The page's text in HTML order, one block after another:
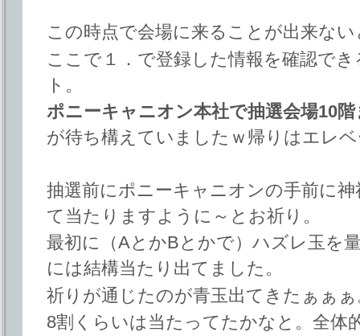
この時点で会場に来ることが出来な
ここで１．で登録した情報を確認で
ト。
ポニーキャニオン本社で抽選会場10
が待ち構えていましたｗ帰りはエレ
抽選前にポニーキャニオンの手前に
て当たりますように～とお祈り。
最初に（AとかBとかで）ハズレ玉を
には結構当たり出てました。
祈りが通じたのが青玉出てきたぁぁぁ
8割くらいは当たってたかなと。全体